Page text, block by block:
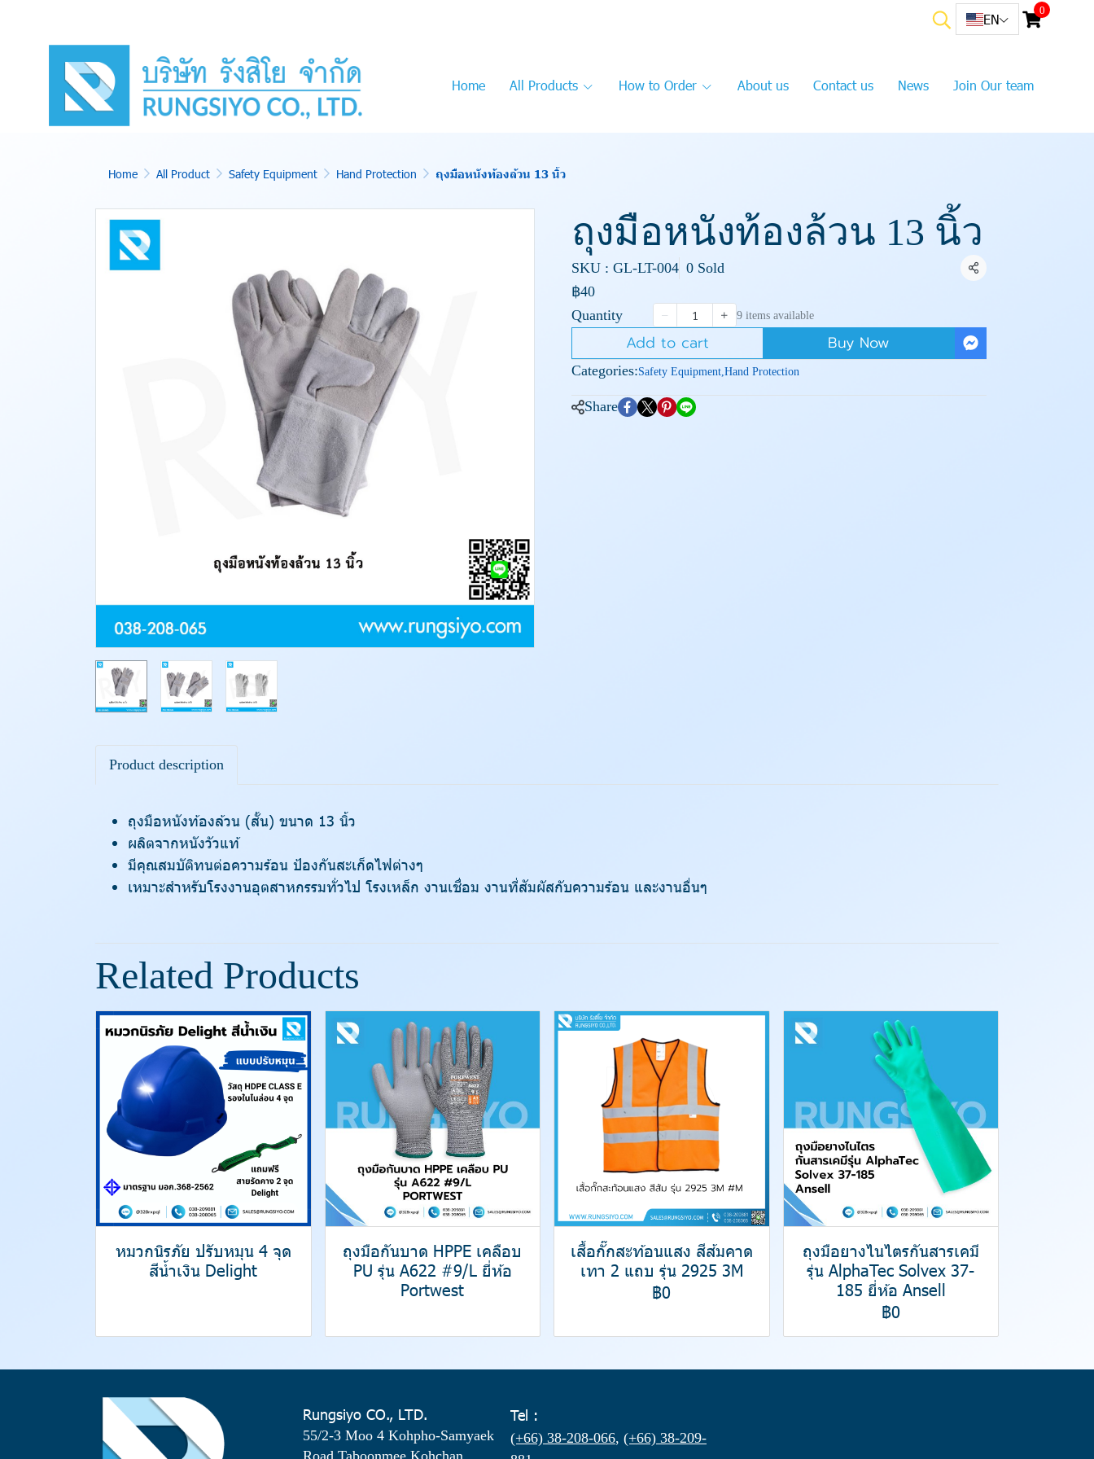
EN
0
Home All Products How to Order About us Contact us News Join Our team
Home All Product Safety Equipment Hand Protection ถุงมือหนังท้องล้วน 13 นิ้ว
ถุงมือหนังท้องล้วน 13 นิ้ว
SKU : GL-LT-004 0 Sold Share
฿40
Quantity
9 items available
Add to cart Buy Now
Categories:Safety Equipment,Hand Protection
Share
Product description
ถุงมือหนังท้องล้วน (สั้น) ขนาด 13 นิ้ว
ผลิตจากหนังวัวแท้
มีคุณสมบัติทนต่อความร้อน ป้องกันสะเก็ดไฟต่างๆ
เหมาะสำหรับโรงงานอุตสาหกรรมทั่วไป โรงเหล็ก งานเชื่อม งานที่สัมผัสกับความร้อน และงานอื่นๆ
Related Products
หมวกนิรภัย ปรับหมุน 4 จุด
สีน้ำเงิน Delight
ถุงมือกันบาด HPPE เคลือบ
PU รุ่น A622 #9/L ยี่ห้อ
Portwest
เสื้อกั๊กสะท้อนแสง สีส้มคาด
เทา 2 แถบ รุ่น 2925 3M
฿0
ถุงมือยางไนไตรกันสารเคมี
รุ่น AlphaTec Solvex 37-
185 ยี่ห้อ Ansell
฿0
Rungsiyo CO., LTD.
55/2-3 Moo 4 Kohpho-Samyaek
Road Taboonmee Kohchan
Tel :
(+66) 38-208-066, (+66) 38-209-